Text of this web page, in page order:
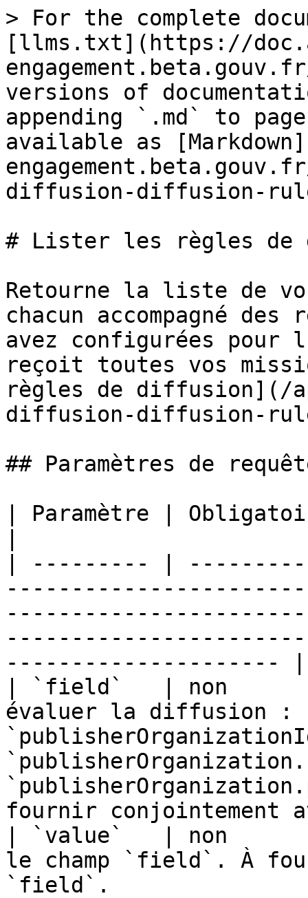
> For the complete
[llms.txt](https://
versions of
appending `.md` to
available as
diffusion-diffusion-
# Lister les règles de
Retourne la liste de
chacun accompagné
avez configurées
reçoit toutes vos
règles de diffusion](/
diffusion-diffusion-
## Paramètres de
| Paramètre |
| --------- |
--------------------- |
| `field`   | non
évaluer la diffusion :
fournir conjointement
| `value`   | non
le champ `field`. À
`field`.